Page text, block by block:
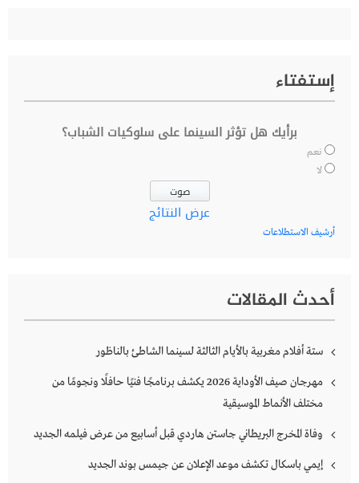
إستفتاء
برأيك هل تؤثر السينما على سلوكيات الشباب؟
نعم
لا
عرض النتائج
أرشيف الاستطلاعات
أحدث المقالات
ستة أفلام مغربية بالأيام الثالثة لسينما الشاطئ بالناظور
مهرجان صيف الأوداية 2026 يكشف برنامجًا فنيًا حافلًا ونجومًا من
مختلف الأنماط الموسيقية
وفاة المخرج البريطاني جاستن هاردي قبل أسابيع من عرض فيلمه الجديد
إيمي باسكال تكشف موعد الإعلان عن جيمس بوند الجديد